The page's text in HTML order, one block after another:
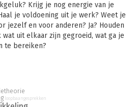
Krijg je nog energie van je
je voldoening uit je werk? Weet je
jezelf en voor anderen? Ja? Houden
uit elkaar zijn gegroeid, wat ga je
te bereiken?
Maar als je werk je meer
oplevert is het tijd voor actie.
loopbaangesprekken